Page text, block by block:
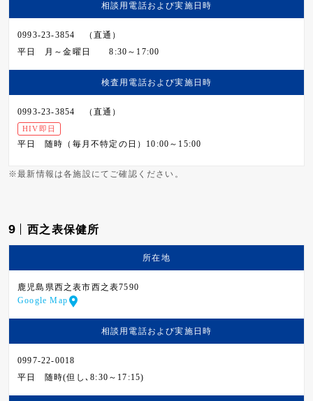
相談用電話および実施日時
0993-23-3854 （直通）
平日
月～金曜日 8:30～17:00
検査用電話および実施日時
0993-23-3854 （直通）
HIV即日
平日 随時（毎月不特定の日）10:00～15:00
※最新情報は各施設にてご確認ください。
9 西之表保健所
所在地
鹿児島県西之表市西之表7590
Google Map
相談用電話および実施日時
0997-22-0018
平日
随時(但し､8:30～17:15)